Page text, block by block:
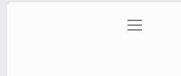
Gizlilik Politikası
menüyü
aç